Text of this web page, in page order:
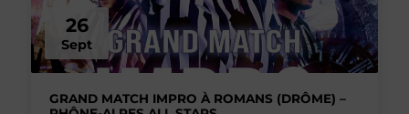
26
Sept
GRAND MATCH IMPRO À ROMANS (DRÔME) –